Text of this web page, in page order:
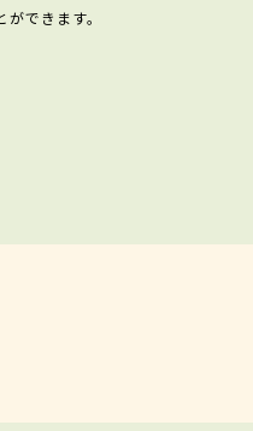
できます。